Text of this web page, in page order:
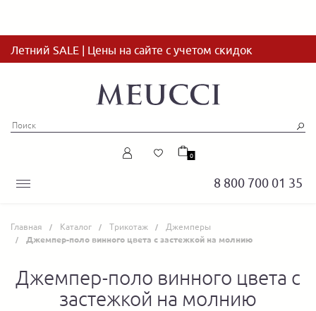
Летний SALE | Цены на сайте с учетом скидок
8 800 700 01 35
0
Главная Каталог Трикотаж Джемперы
Джемпер-поло винного цвета с застежкой на молнию
Джемпер-поло винного цвета с
застежкой на молнию